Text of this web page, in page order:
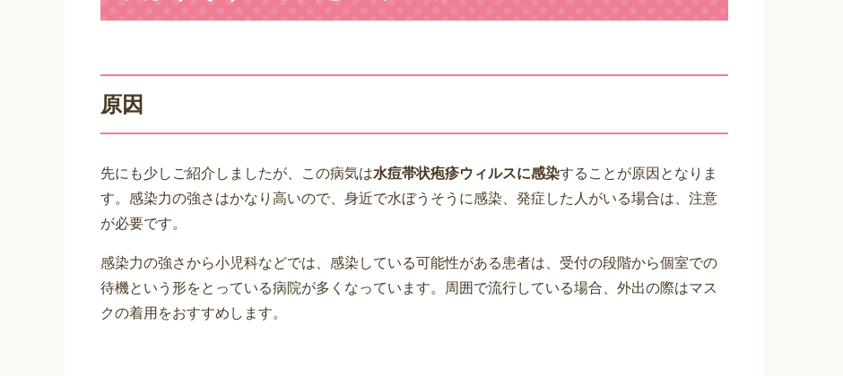
原因
先にも少しご紹介しましたが、この病気は水痘帯状疱疹ウィルスに感染することが原因となりま
す。感染力の強さはかなり高いので、身近で水ぼうそうに感染、発症した人がいる場合は、注意
が必要です。
感染力の強さから小児科などでは、感染している可能性がある患者は、受付の段階から個室での
待機という形をとっている病院が多くなっています。周囲で流行している場合、外出の際はマス
クの着用をおすすめします。